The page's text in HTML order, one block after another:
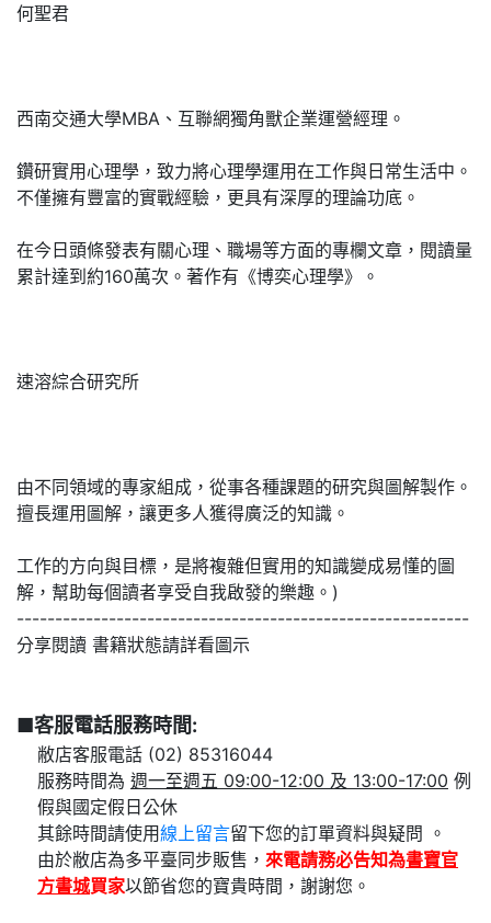
何聖君
西南交通大學MBA、互聯網獨角獸企業運營經理。
鑽研實用心理學，致力將心理學運用在工作與日常生活中。
不僅擁有豐富的實戰經驗，更具有深厚的理論功底。
在今日頭條發表有關心理、職場等方面的專欄文章，閱讀量
累計達到約160萬次。著作有《博奕心理學》。
速溶綜合研究所
由不同領域的專家組成，從事各種課題的研究與圖解製作。
擅長運用圖解，讓更多人獲得廣泛的知識。
工作的方向與目標，是將複雜但實用的知識變成易懂的圖
解，幫助每個讀者享受自我啟發的樂趣。)
-----------------------------------------------------------
分享閱讀 書籍狀態請詳看圖示
■客服電話服務時間:
敝店客服電話 (02) 85316044
服務時間為 週一至週五 09:00-12:00 及 13:00-17:00 例
假與國定假日公休
其餘時間請使用線上留言
留下您的訂單資料與疑問 。
由於敝店為多平臺同步販售， 來電請務必告知為書寶官
方書城買家以節省您的寶貴時間，謝謝您。